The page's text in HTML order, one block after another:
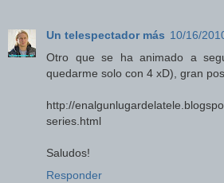
Un telespectador más 10/16/
Otro que se ha animado a
quedarme solo con 4 xD), gran
http://
series.html
Saludos!
Responder